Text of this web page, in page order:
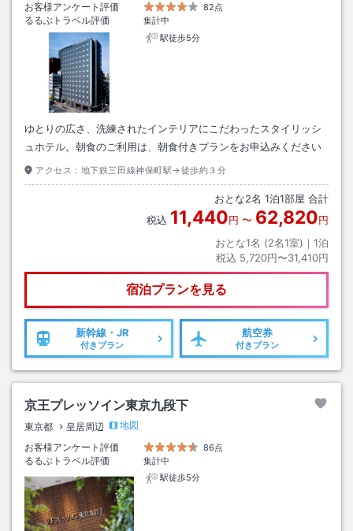
お客様アンケート評価
82点
るるぶトラベル評価
集計中
駅徒歩5分
ゆとりの広さ、洗練されたインテリアにこだわったスタイリッシ
ュホテル。朝食のご利用は、朝食付きプランをお申込みください
アクセス： 地下鉄三田線神保町駅→徒歩約３分
おとな2名 1泊1部屋 合計
税込 11,440円 〜 62,820円
おとな1名 (2名1室)｜ 1泊
税込 5,720円〜31,410円
宿泊プランを見る
新幹線・JR
付きプラン
航空券
付きプラン
京王プレッソイン東京九段下
東京都 皇居周辺
地図
お客様アンケート評価
86点
るるぶトラベル評価
集計中
駅徒歩5分